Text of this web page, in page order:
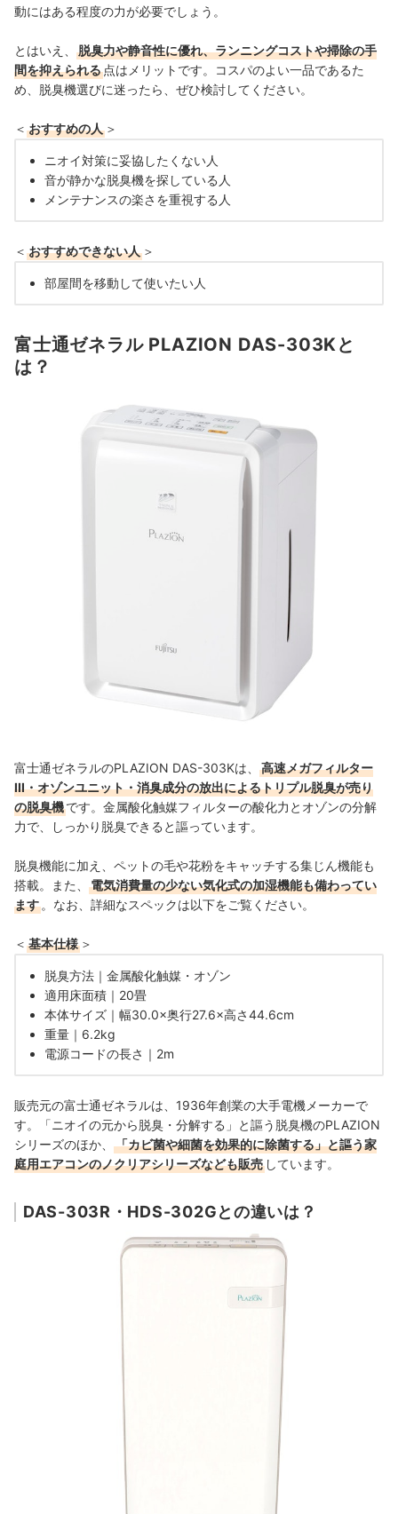
動にはある程度の力が必要でしょう。
とはいえ、
脱臭力や静音性に優れ、ランニングコストや掃除の手
間を抑えられる 点はメリットです。コスパのよい一品であるた
め、脱臭機選びに迷ったら、ぜひ検討してください。
＜ おすすめの人 ＞
ニオイ対策に妥協したくない人
音が静かな脱臭機を探している人
メンテナンスの楽さを重視する人
＜ おすすめできない人 ＞
部屋間を移動して使いたい人
富士通ゼネラル PLAZION DAS-303Kと
は？
富士通ゼネラルのPLAZION DAS-303Kは、
高速メガフィルター
III・オゾンユニット・消臭成分の放出によるトリプル脱臭が売り
の脱臭機です。金属酸化触媒フィルターの酸化力とオゾンの分解
力で、しっかり脱臭できると謳っています。
脱臭機能に加え、ペットの毛や花粉をキャッチする集じん機能も
搭載。また、
電気消費量の少ない気化式の加湿機能も備わってい
ます 。なお、詳細なスペックは以下をご覧ください。
＜ 基本仕様 ＞
脱臭方法｜金属酸化触媒・オゾン
適用床面積｜20畳
本体サイズ｜幅30.0×奥行27.6×高さ44.6cm
重量｜6.2kg
電源コードの長さ｜2m
販売元の富士通ゼネラルは、1936年創業の大手電機メーカーで
す。「ニオイの元から脱臭・分解する」と謳う脱臭機のPLAZION
シリーズのほか、
「カビ菌や細菌を効果的に除菌する」と謳う家
庭用エアコンのノクリアシリーズなども販売 しています。
DAS-303R・HDS-302Gとの違いは？